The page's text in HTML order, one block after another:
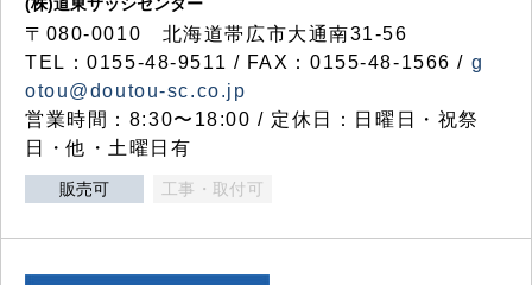
〒080-0010 北海道帯広市大通南31-56
TEL：0155-48-9511 / FAX：0155-48-1566 / g
otou@doutou-sc.co.jp
営業時間：8:30〜18:00 / 定休日：日曜日・祝祭
日・他・土曜日有
販売可 工事・取付可